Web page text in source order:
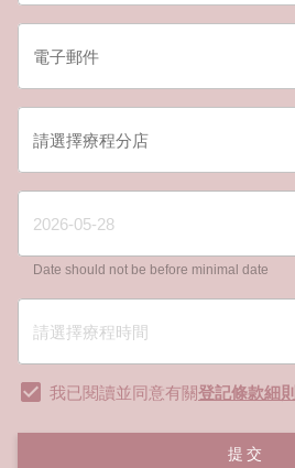
Date should not be before minimal date
我已閱讀並同意有關登記條款細則
提交